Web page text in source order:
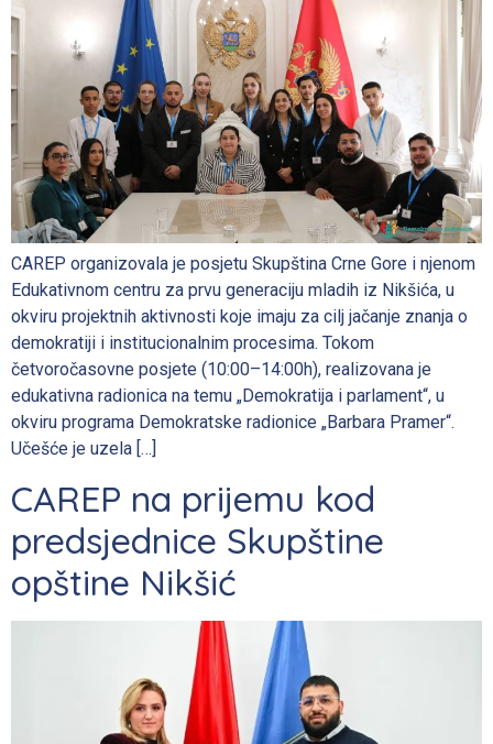
CAREP organizovala je posjetu Skupština Crne Gore i njenom
Edukativnom centru za prvu generaciju mladih iz Nikšića, u
okviru projektnih aktivnosti koje imaju za cilj jačanje znanja o
demokratiji i institucionalnim procesima. Tokom
četvoročasovne posjete (10:00–14:00h), realizovana je
edukativna radionica na temu „Demokratija i parlament“, u
okviru programa Demokratske radionice „Barbara Pramer“.
Učešće je uzela […]
CAREP na prijemu kod
predsjednice Skupštine
opštine Nikšić